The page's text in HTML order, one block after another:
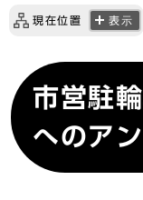
現在位置 表示
市営駐
へのア